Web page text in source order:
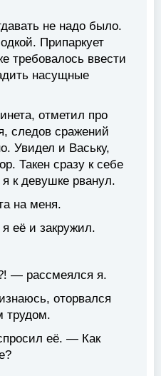
не надо было.
Припаркует
требовалось ввести
насущные
отметил про
следов сражений
Увидел и Ваську,
Такен сразу к себе
к девушке рванул.
на меня.
её и закружил.
— рассмеялся я.
оторвался
трудом.
её. — Как